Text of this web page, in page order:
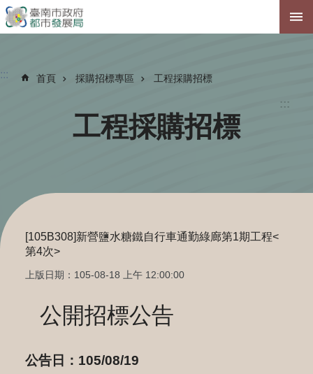
跳到主要內容區塊
:::
::: 首頁 採購招標專區 工程採購招標
工程採購招標
[105B308]新營鹽水糖鐵自行車通勤綠廊第1期工程<
第4次>
上版日期：105-08-18 上午 12:00:00
公開招標公告
公告日：105/08/19